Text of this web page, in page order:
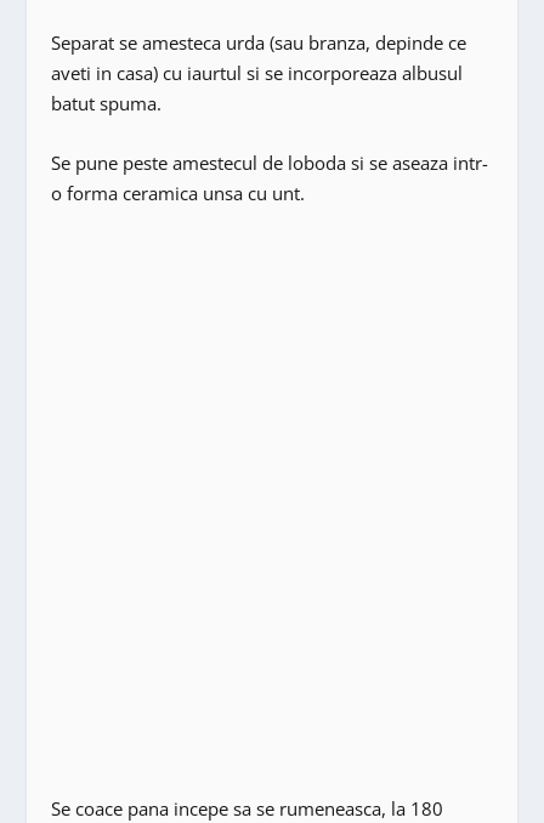
Separat se amesteca urda (sau branza, depinde ce
aveti in casa) cu iaurtul si se incorporeaza albusul
batut spuma.
Se pune peste amestecul de loboda si se aseaza intr-
o forma ceramica unsa cu unt.
Se coace pana incepe sa se rumeneasca, la 180